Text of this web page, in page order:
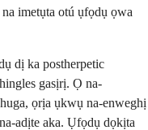
imetụta otú ụfọdụ ọwa
dị ka postherpetic
gasịrị. Ọ na-
ọrịa ụkwụ na-enweghị
adịte aka. Ụfọdụ dọkịta